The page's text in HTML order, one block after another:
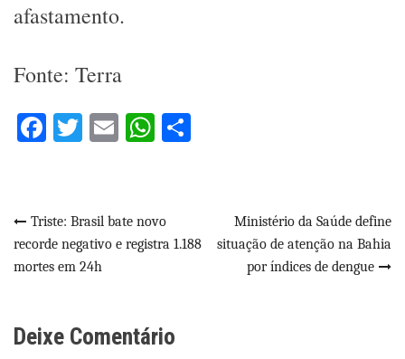
afastamento.
Fonte: Terra
Facebook
Twitter
EmailWhatsApp
Navegação
de
Triste: Brasil bate novo
recorde negativo e registra 1.188
mortes em 24h
Ministério da Saúde define
situação de atenção na Bahia
por índices de dengue
Deixe Comentário